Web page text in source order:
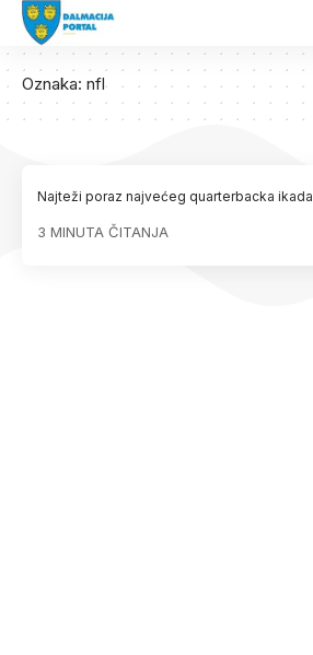
Oznaka: nfl
Najteži poraz najvećeg quarterbacka ikada
3 MINUTA ČITANJA